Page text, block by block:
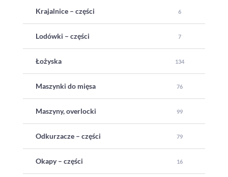
Krajalnice – części 6
Lodówki – części 7
Łożyska 134
Maszynki do mięsa 76
Maszyny, overlocki 99
Odkurzacze – części 79
Okapy – części 16